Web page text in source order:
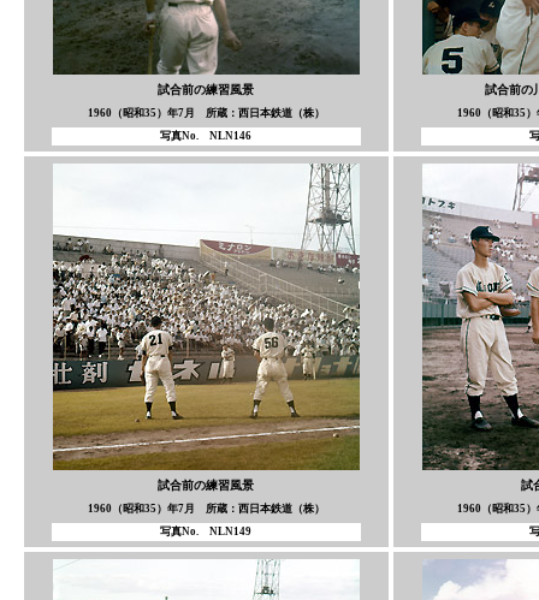
試合前の練習風景
1960（昭和35）年7月 所蔵：西日本鉄道（株）
写真No. NLN146
試合前の
1960（昭和35
試合前の練習風景
1960（昭和35）年7月 所蔵：西日本鉄道（株）
写真No. NLN149
試
1960（昭和35